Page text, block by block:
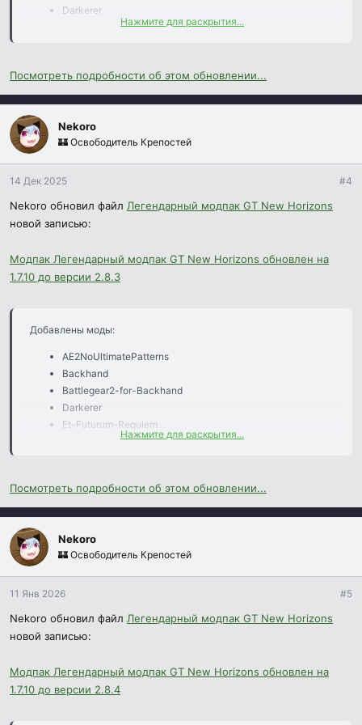
Darkerer
Et-Futurum-Requiem
MatterManipulator
ModernMarkings
Удалены моды:​
GTNH-Intergalactic
Hardcore Darkness
MouseTweaks
ThaumicInventoryScanning
inventory-tweaks
Нажмите для раскрытия...
Посмотреть подробности об этом обновлении...
Nekoro
🏰 Освободитель Крепостей
14 Дек 2025 #4
Nekoro обновил файл Легендарный модпак GT New Horizons
новой записью:
Модпак Легендарный модпак GT New Horizons обновлен на
1.7.10 до версии 2.8.3
Добавлены моды:
AE2NoUltimatePatterns
Backhand
Battlegear2-for-Backhand
Darkerer
Et-Futurum-Requiem
InventoryBogoSorter
ModernMarkings
Salis-Arcana
Удалены моды:
Battlegear2
CreativeCore
GTNH-Intergalactic
Hardcore Darkness
MX-Random
ThaumicInventoryScanning
Travellers Gear
TravellersGearNeo
Нажмите для раскрытия...
Посмотреть подробности об этом обновлении...
Nekoro
🏰 Освободитель Крепостей
11 Янв 2026 #5
Nekoro обновил файл Легендарный модпак GT New Horizons
новой записью:
Модпак Легендарный модпак GT New Horizons обновлен на
1.7.10 до версии 2.8.4